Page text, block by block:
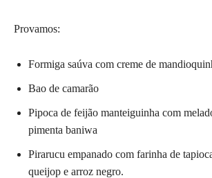
Provamos:
Formiga saúva com creme de
Bao de camarão
Pipoca de feijão manteiguinha com
pimenta baniwa
Pirarucu empanado com farinha de
queijop e arroz negro.